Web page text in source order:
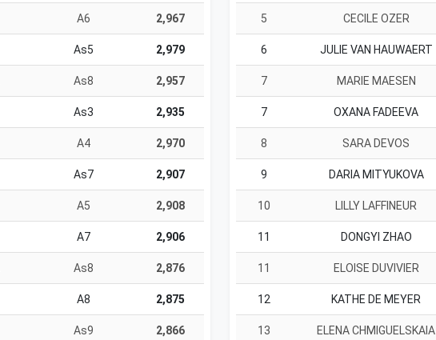
A6 2,967
As5 2,979
As8 2,957
As3 2,935
A4 2,970
As7 2,907
A5 2,908
A7 2,906
As8 2,876
A8 2,875
As9 2,866
5 CECILE OZER
6 JULIE VAN HAUWAERT
7 MARIE MAESEN
7 OXANA FADEEVA
8 SARA DEVOS
9 DARIA MITYUKOVA
10 LILLY LAFFINEUR
11 DONGYI ZHAO
11 ELOISE DUVIVIER
12 KATHE DE MEYER
13 ELENA CHMIGUELSKAIA